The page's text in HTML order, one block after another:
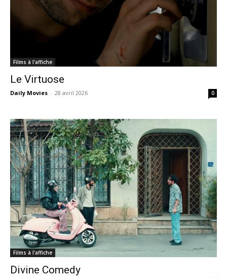
Films à l'affiche
Le Virtuose
Daily Movies - 28 avril 2026 0
Films à l'affiche
Divine Comedy